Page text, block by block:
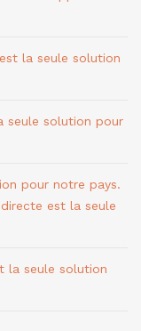
la seule solution
seule solution pour
pour notre pays.
est la seule
la seule solution